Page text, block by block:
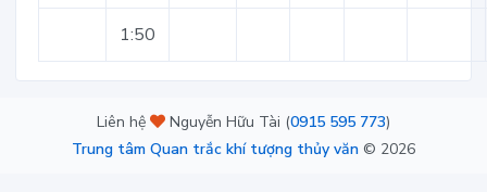
1:50
Liên hệ Nguyễn Hữu Tài (0915 595 773)
Trung tâm Quan trắc khí tượng thủy văn © 2026